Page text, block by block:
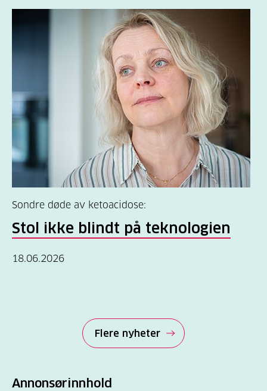
Sondre døde av ketoacidose:
Stol ikke blindt på teknologien
18.06.2026
Flere nyheter
Annonsørinnhold